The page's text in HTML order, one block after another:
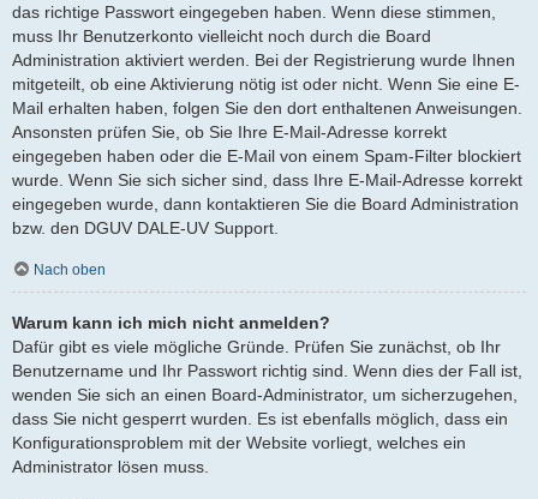
das richtige Passwort eingegeben haben. Wenn diese stimmen,
muss Ihr Benutzerkonto vielleicht noch durch die Board
Administration aktiviert werden. Bei der Registrierung wurde Ihnen
mitgeteilt, ob eine Aktivierung nötig ist oder nicht. Wenn Sie eine E-
Mail erhalten haben, folgen Sie den dort enthaltenen Anweisungen.
Ansonsten prüfen Sie, ob Sie Ihre E-Mail-Adresse korrekt
eingegeben haben oder die E-Mail von einem Spam-Filter blockiert
wurde. Wenn Sie sich sicher sind, dass Ihre E-Mail-Adresse korrekt
eingegeben wurde, dann kontaktieren Sie die Board Administration
bzw. den DGUV DALE-UV Support.
Nach oben
Warum kann ich mich nicht anmelden?
Dafür gibt es viele mögliche Gründe. Prüfen Sie zunächst, ob Ihr
Benutzername und Ihr Passwort richtig sind. Wenn dies der Fall ist,
wenden Sie sich an einen Board-Administrator, um sicherzugehen,
dass Sie nicht gesperrt wurden. Es ist ebenfalls möglich, dass ein
Konfigurationsproblem mit der Website vorliegt, welches ein
Administrator lösen muss.